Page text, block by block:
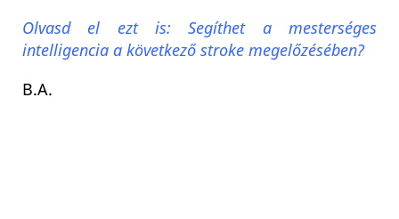
Olvasd el ezt is: Segíthet a mesterséges
intelligencia a következő stroke megelőzésében?
B.A.